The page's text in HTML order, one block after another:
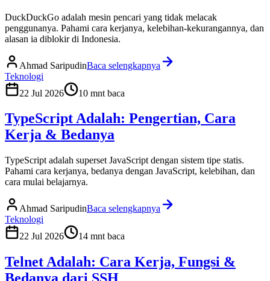
DuckDuckGo adalah mesin pencari yang tidak melacak
penggunanya. Pahami cara kerjanya, kelebihan-kekurangannya, dan
alasan ia diblokir di Indonesia.
Ahmad SaripudinBaca selengkapnya
Teknologi
22 Jul 2026
10 mnt baca
TypeScript Adalah: Pengertian, Cara
Kerja & Bedanya
TypeScript adalah superset JavaScript dengan sistem tipe statis.
Pahami cara kerjanya, bedanya dengan JavaScript, kelebihan, dan
cara mulai belajarnya.
Ahmad SaripudinBaca selengkapnya
Teknologi
22 Jul 2026
14 mnt baca
Telnet Adalah: Cara Kerja, Fungsi &